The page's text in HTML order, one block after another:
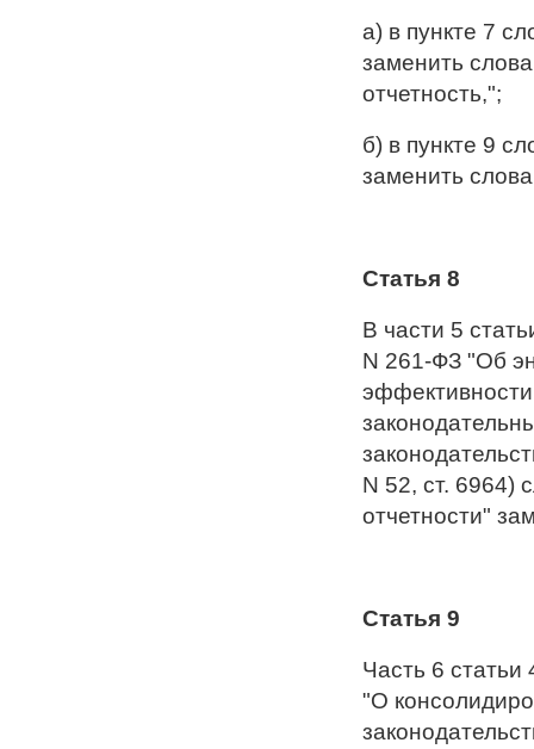
а) в пункте 7
заменить
отчетность,";
б) в пункте 9
заменить
Статья 8
В части 5
N 261-ФЗ "Об
N 52, ст. 6964)
отчетности"
Статья 9
Часть 6
"О